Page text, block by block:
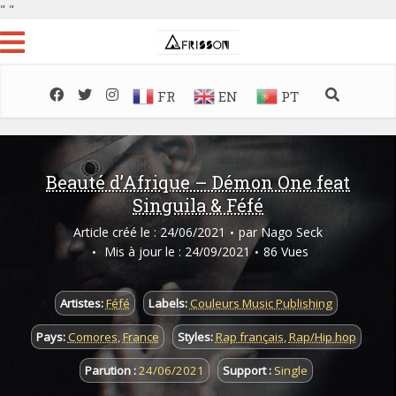
" "
FR EN PT
Beauté d’Afrique – Démon One feat
Singuila & Féfé
Article créé le : 24/06/2021 par Nago Seck
Mis à jour le : 24/09/2021
86 Vues
Artistes:Féfé Labels:Couleurs Music Publishing
Pays:Comores,France Styles:Rap français,Rap/Hip hop
Parution :24/06/2021 Support :Single